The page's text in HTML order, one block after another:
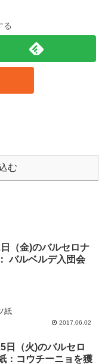
る
む
（金)のバルセロナ
バルベルデ入団会
紙
2017.06.02
日（火)のバルセロ
：コウチーニョを獲